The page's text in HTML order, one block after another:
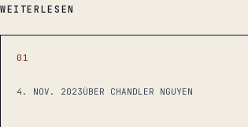
WEITERLESEN
01
4. NOV. 2023ÜBER CHANDLER NGUYEN